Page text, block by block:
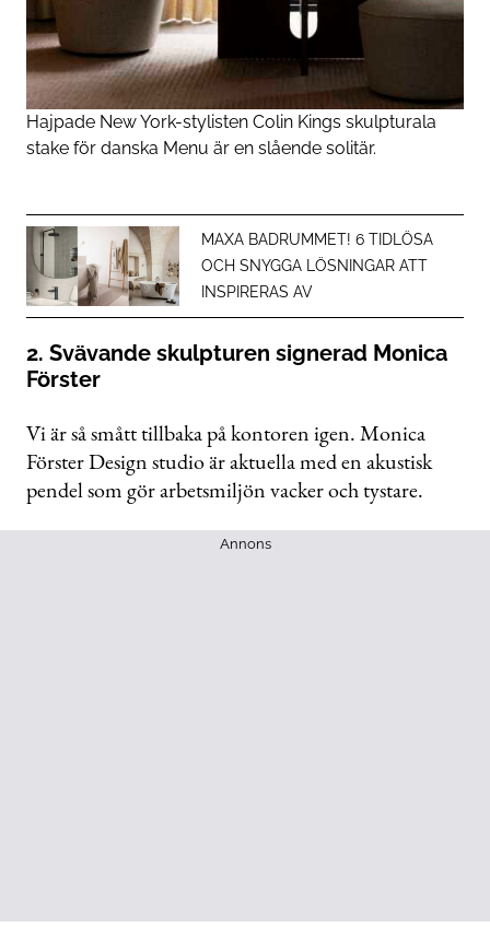
Hajpade New York-stylisten Colin Kings skulpturala
stake för danska Menu är en slående solitär.
MAXA BADRUMMET! 6 TIDLÖSA
OCH SNYGGA LÖSNINGAR ATT
INSPIRERAS AV
2. Svävande skulpturen signerad Monica
Förster
Vi är så smått tillbaka på kontoren igen. Monica
Förster Design studio är aktuella med en akustisk
pendel som gör arbetsmiljön vacker och tystare.
Annons